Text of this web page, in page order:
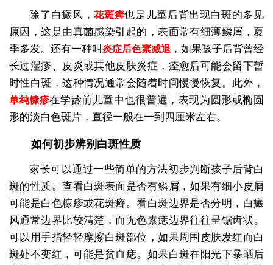
除了白癜风，花斑癣也是儿童后背出现白斑的多见
原因，这是由真菌感染引起的，表面常有细薄鳞屑，夏
季多发。还有一种叫炎症后色素减退 ，如果孩子后背曾经
长过湿疹、皮炎或其他皮肤炎症，痊愈后可能会留下暂
时性白斑，这种情况通常会随着时间慢慢恢复。此外，
单纯糠疹在学龄前儿童中也很普遍，表现为圆形或椭圆
形的淡白色斑片，直径一般在一到四厘米左右。
如何初步辨别白斑性质
家长可以通过一些简单的方法初步判断孩子后背白
斑的性质。查看白斑表面是否有鳞屑，如果有细小皮屑
可能是白色糠疹或花斑癣。看白斑边界是否分明，白癜
风通常边界比较清楚，而无色素痣边界往往呈锯齿状。
可以用手指轻轻摩擦白斑部位，如果周围皮肤发红而白
斑处不变红，可能是贫血痣。如果白斑在阳光下暴晒后